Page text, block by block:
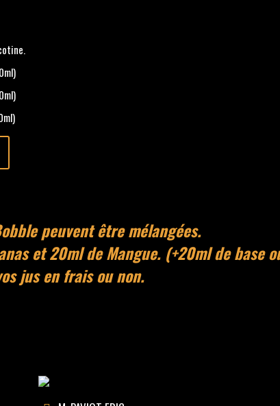
peuvent être mélangées.
et 20ml de Mangue. (+20ml de base
jus en frais ou non.